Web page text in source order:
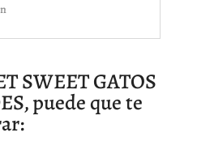
SWEET GATOS
puede que te